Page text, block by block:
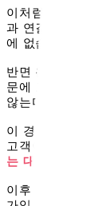
이처럼 입지의
과 연결된 곳일수
에 없습니다. 그
반면 온라인은
문에 고객은 언
않는다는 한계가
이 경쟁 구도를
고객이 필요할
는 대신, 멤버십
이후 경쟁자들도